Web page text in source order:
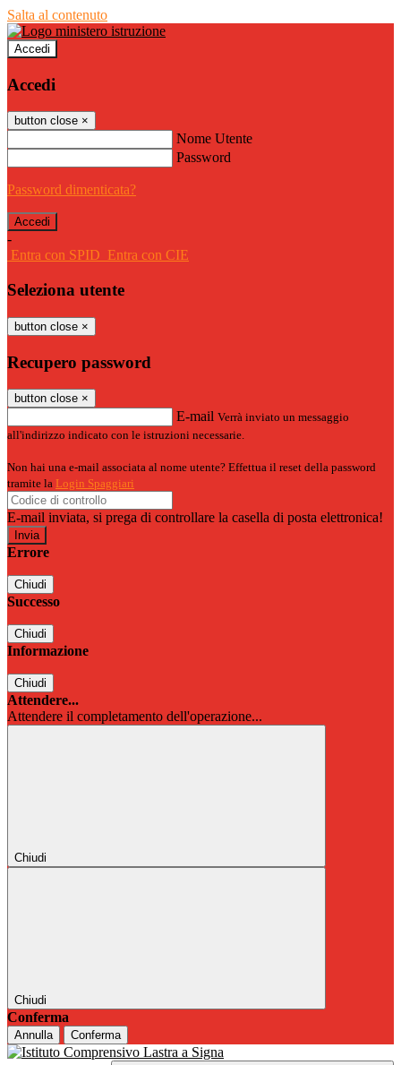
Salta al contenuto
Accedi
Accedi
button close ×
Nome Utente
Password
Password dimenticata?
-
Entra con SPID Entra con CIE
Seleziona utente
button close ×
Recupero password
button close ×
E-mail Verrà inviato un messaggio
all'indirizzo indicato con le istruzioni necessarie.
Non hai una e-mail associata al nome utente? Effettua il reset della password
tramite la Login Spaggiari
E-mail inviata, si prega di controllare la casella di posta elettronica!
Errore
Chiudi
Successo
Chiudi
Informazione
Chiudi
Attendere...
Attendere il completamento dell'operazione...
Chiudi
Chiudi
Conferma
Annulla Conferma